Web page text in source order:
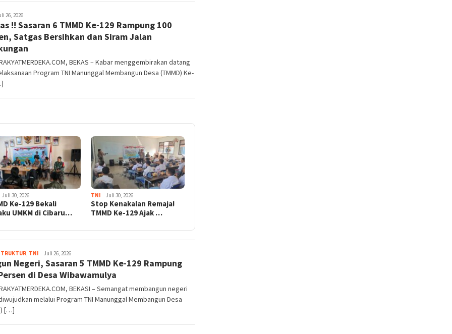
26, 2026
!! Sasaran 6 TMMD Ke-129 Rampung 100
Satgas Bersihkan dan Siram Jalan
BEKAS – Kabar menggembirakan datang
Program TNI Manunggal Membangun Desa (TMMD) Ke-
Juli 30, 2026
Ke-129 Bekali
UMKM di Cibaru…
TNI Juli 30, 2026
Stop Kenakalan Remaja!
TMMD Ke-129 Ajak …
, TNI Merdeka17
Juli 26, 2026
Negeri, Sasaran 5 TMMD Ke-129 Rampung
di Desa Wibawamulya
BEKASI – Semangat membangun negeri
melalui Program TNI Manunggal Membangun Desa
[…]